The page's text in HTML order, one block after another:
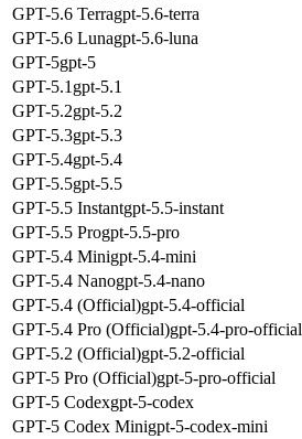
GPT-5.6 Terragpt-5.6-terra
GPT-5.6 Lunagpt-5.6-luna
GPT-5gpt-5
GPT-5.1 gpt-5.1
GPT-5.2gpt-5.2
GPT-5.3gpt-5.3
GPT-5.4gpt-5.4
GPT-5.5gpt-5.5
GPT-5.5 Instantgpt-5.5-instant
GPT-5.5 Progpt-5.5-pro
GPT-5.4 Minigpt-5.4-mini
GPT-5.4 Nanogpt-5.4-nano
GPT-5.4 (Official)gpt-5.4-official
GPT-5.4 Pro (Official)gpt-5.4-pro-official
GPT-5.2 (Official)gpt-5.2-official
GPT-5 Pro (Official)gpt-5-pro-official
GPT-5 Codexgpt-5-codex
GPT-5 Codex Minigpt-5-codex-mini